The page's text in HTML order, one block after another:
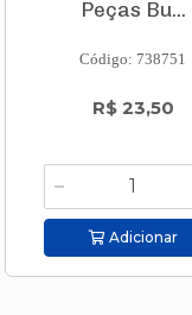
Peças Bu...
Código: 738751
R$ 23,50
Adicionar